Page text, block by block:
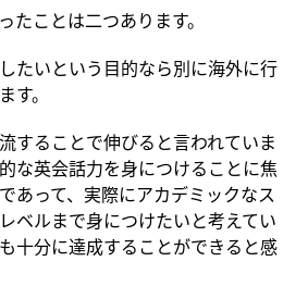
たことは二つあります。
たいという目的なら別に海外に行
す。
することで伸びると言われていま
な英会話力を身につけることに焦
あって、実際にアカデミックなス
ベルまで身につけたいと考えてい
十分に達成することができると感